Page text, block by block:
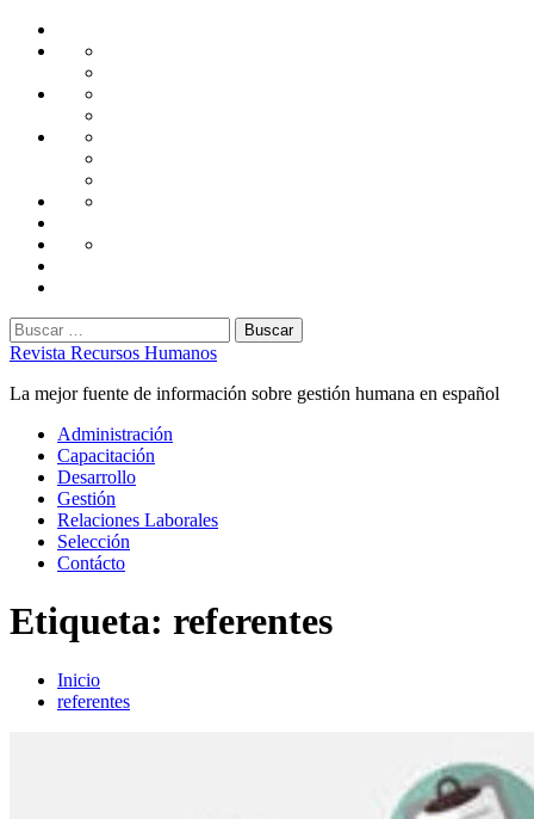
Saltar
Administración
Capacitación
Desarrollo
Gestión
Laborales
Selección
Buscar:
Revista Recursos Humanos
La mejor fuente de información sobre gestión humana en español
Menú
principal
Administración
Capacitación
Desarrollo
Gestión
Relaciones Laborales
Selección
Contácto
Etiqueta: referentes
Inicio
referentes